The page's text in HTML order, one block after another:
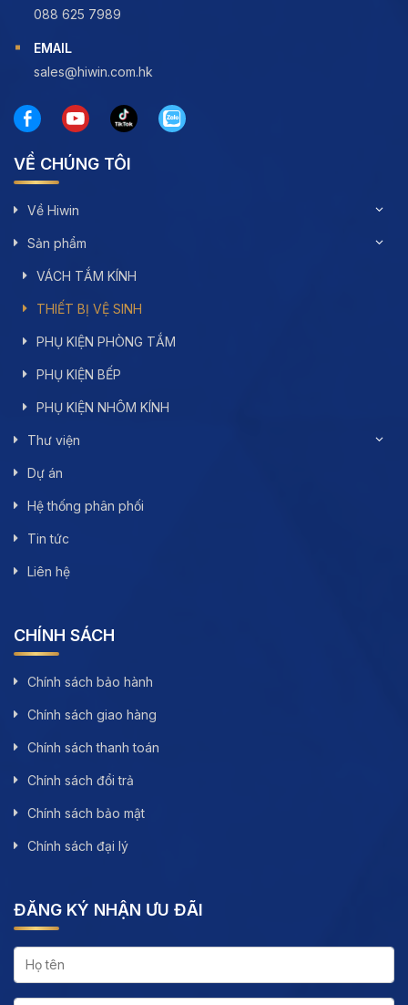
088 625 7989
EMAIL
sales@hiwin.com.hk
VỀ CHÚNG TÔI
Về Hiwin
Sản phẩm
VÁCH TẮM KÍNH
THIẾT BỊ VỆ SINH
PHỤ KIỆN PHÒNG TẮM
PHỤ KIỆN BẾP
PHỤ KIỆN NHÔM KÍNH
Thư viện
Dự án
Hệ thống phân phối
Tin tức
Liên hệ
CHÍNH SÁCH
Chính sách bảo hành
Chính sách giao hàng
Chính sách thanh toán
Chính sách đổi trả
Chính sách bảo mật
Chính sách đại lý
ĐĂNG KÝ NHẬN ƯU ĐÃI